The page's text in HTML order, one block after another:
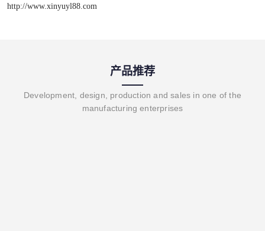
http://www.xinyuyl88.com
产品推荐
Development, design, production and sales in one of the
manufacturing enterprises